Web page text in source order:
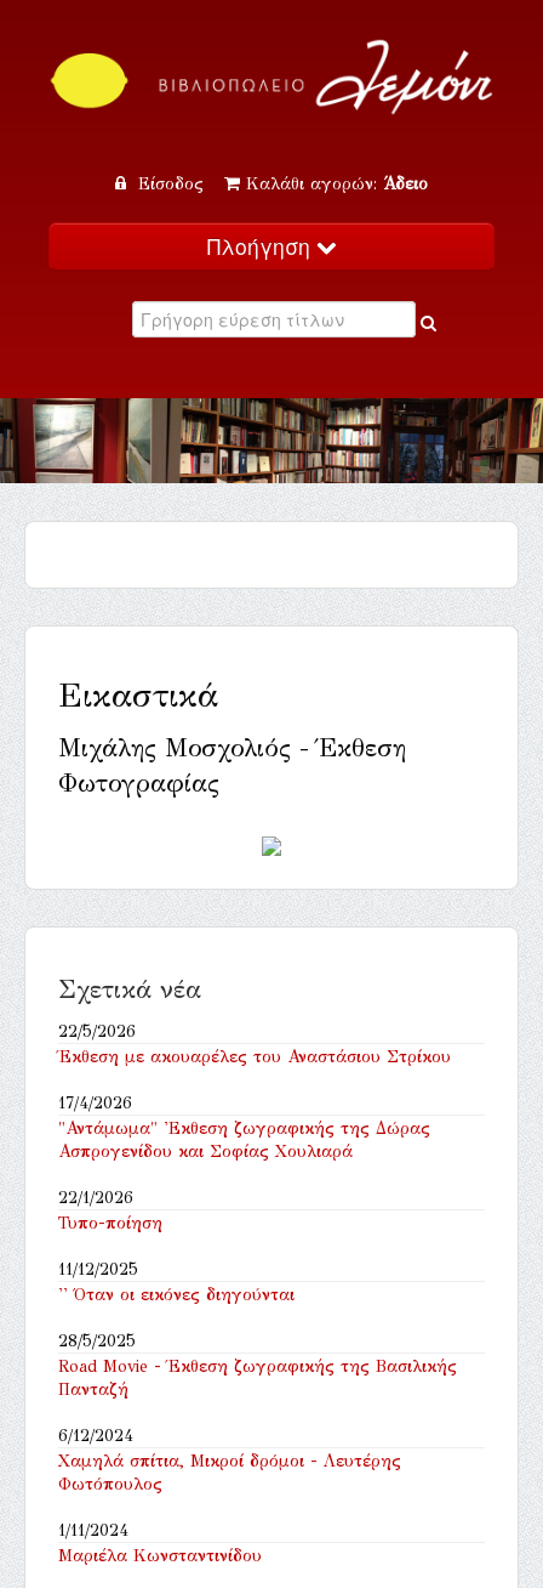
Είσοδος Καλάθι αγορών: Άδειο
Πλοήγηση
Κατάλογος
Εκδηλώσεις
Επικοινωνία
Εικαστικά
Μιχάλης Μοσχολιός - Έκθεση
Φωτογραφίας
Σχετικά νέα
22/5/2026
Έκθεση με ακουαρέλες του Αναστάσιου Στρίκου
17/4/2026
"Αντάμωμα" 'Εκθεση ζωγραφικής της Δώρας
Ασπρογενίδου και Σοφίας Χουλιαρά
22/1/2026
Τυπο-ποίηση
11/12/2025
'' Όταν οι εικόνες διηγούνται
28/5/2025
Road Movie - Έκθεση ζωγραφικής της Βασιλικής
Πανταζή
6/12/2024
Χαμηλά σπίτια, Μικροί δρόμοι - Λευτέρης
Φωτόπουλος
1/11/2024
Μαριέλα Κωνσταντινίδου